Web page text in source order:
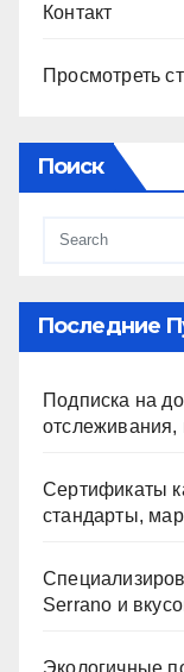
Контакт
Просмотреть
Поиск
Последние
Подписка на
отслеживания,
Сертификаты
стандарты,
Serrano и
Экологичные